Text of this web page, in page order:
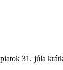
31. júla